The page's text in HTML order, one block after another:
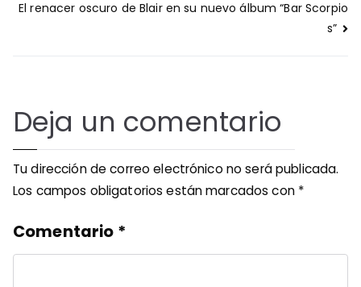
de
El renacer oscuro de Blair en su nuevo álbum “Bar Scorpio
s”
Deja un comentario
Tu dirección de correo electrónico no será publicada.
Los campos obligatorios están marcados con *
Comentario *